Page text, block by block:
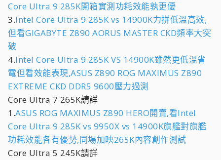
Core Ultra 9 285K開箱實測功耗效能孰更優
3.Intel Core Ultra 9 285K vs 14900K力拼低溫高效,
但看GIGABYTE Z890 AORUS MASTER CKD頻率大突
破
4.Intel Core Ultra 9 285K VS 14900K雖然更低溫省
電但看效能表現,ASUS Z890 ROG MAXIMUS Z890
EXTREME CKD DDR5 9600壓力過測
Core Ultra 7 265K請詳
1.ASUS ROG MAXIMUS Z890 HERO開賣,看Intel
Core Ultra 9 285K vs 9950X vs 14900K旗艦對旗艦
功耗效能各有優勢,同場加映265K內容創作測試
Core Ultra 5 245K請詳